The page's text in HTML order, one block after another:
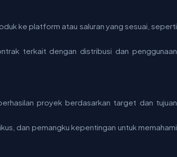
ke platform atau saluran yang sesuai, seperti
terkait dengan distribusi dan penggunaan
proyek berdasarkan target dan tujuan
dan pemangku kepentingan untuk memahami